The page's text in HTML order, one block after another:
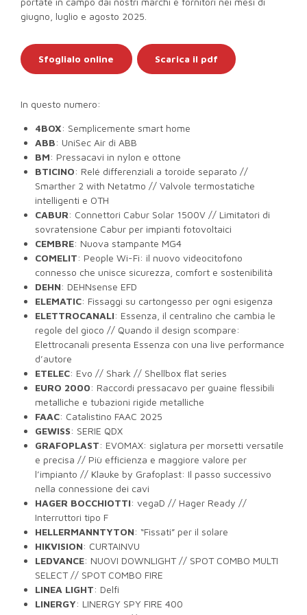
giugno, luglio e agosto 2025.
Sfoglialo online Scarica il pdf
In questo numero:
4BOX: Semplicemente smart home
ABB: UniSec Air di ABB
BM: Pressacavi in nylon e ottone
BTICINO: Relé differenziali a toroide separato //
Smarther 2 with Netatmo // Valvole termostatiche
intelligenti e OTH
CABUR: Connettori Cabur Solar 1500V // Limitatori di
sovratensione Cabur per impianti fotovoltaici
CEMBRE: Nuova stampante MG4
COMELIT: People Wi-Fi: il nuovo videocitofono
connesso che unisce sicurezza, comfort e sostenibilità
DEHN: DEHNsense EFD
ELEMATIC: Fissaggi su cartongesso per ogni esigenza
ELETTROCANALI: Essenza, il centralino che cambia le
regole del gioco // Quando il design scompare:
Elettrocanali presenta Essenza con una live performance
d’autore
ETELEC: Evo // Shark // Shellbox flat series
EURO 2000: Raccordi pressacavo per guaine flessibili
metalliche e tubazioni rigide metalliche
FAAC: Catalistino FAAC 2025
GEWISS: SERIE QDX
GRAFOPLAST: EVOMAX: siglatura per morsetti versatile
e precisa // Più efficienza e maggiore valore per
l’impianto // Klauke by Grafoplast: Il passo successivo
nella connessione dei cavi
HAGER BOCCHIOTTI: vegaD // Hager Ready //
Interruttori tipo F
HELLERMANNTYTON: “Fissati” per il solare
HIKVISION: CURTAINVU
LEDVANCE: NUOVI DOWNLIGHT // SPOT COMBO MULTI
SELECT // SPOT COMBO FIRE
LINEA LIGHT: Delfi
LINERGY: LINERGY SPY FIRE 400